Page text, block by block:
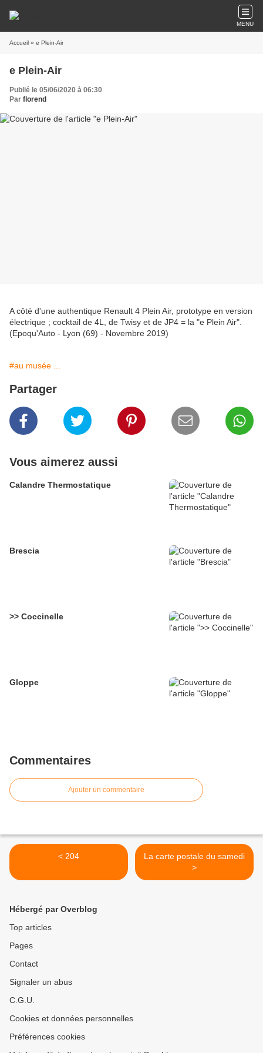
MENU
Accueil » e Plein-Air
e Plein-Air
Publié le 05/06/2020 à 06:30
Par florend
A côté d'une authentique Renault 4 Plein Air, prototype en version
électrique ; cocktail de 4L, de Twisy et de JP4 = la "e Plein Air".
(Epoqu'Auto - Lyon (69) - Novembre 2019)
#au musée ...
Partager
Vous aimerez aussi
Calandre Thermostatique
Brescia
>> Coccinelle
Gloppe
Commentaires
Ajouter un commentaire
< 204
La carte postale du samedi
>
Hébergé par Overblog
Top articles
Pages
Contact
Signaler un abus
C.G.U.
Cookies et données personnelles
Préférences cookies